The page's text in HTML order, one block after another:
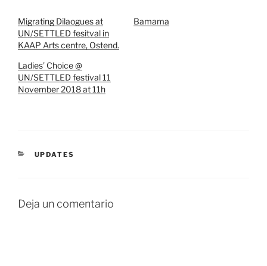
Migrating Dilaogues at
UN/SETTLED fesitval in
KAAP Arts centre, Ostend.
Bamama
Ladies’ Choice @
UN/SETTLED festival 11
November 2018 at 11h
CATEGORÍAS
UPDATES
Deja un comentario